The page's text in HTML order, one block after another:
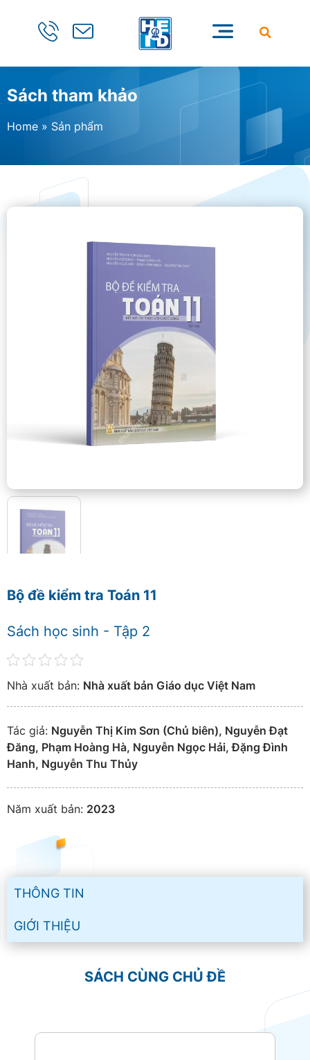
Sách tham khảo
Home » Sản phẩm
Bộ đề kiểm tra Toán 11
Sách học sinh - Tập 2
Nhà xuất bản: Nhà xuất bản Giáo dục Việt Nam
Tác giả: Nguyễn Thị Kim Sơn (Chủ biên), Nguyễn Đạt
Đăng, Phạm Hoàng Hà, Nguyễn Ngọc Hải, Đặng Đình
Hanh, Nguyễn Thu Thủy
Năm xuất bản: 2023
THÔNG TIN
GIỚI THIỆU
SÁCH CÙNG CHỦ ĐỀ